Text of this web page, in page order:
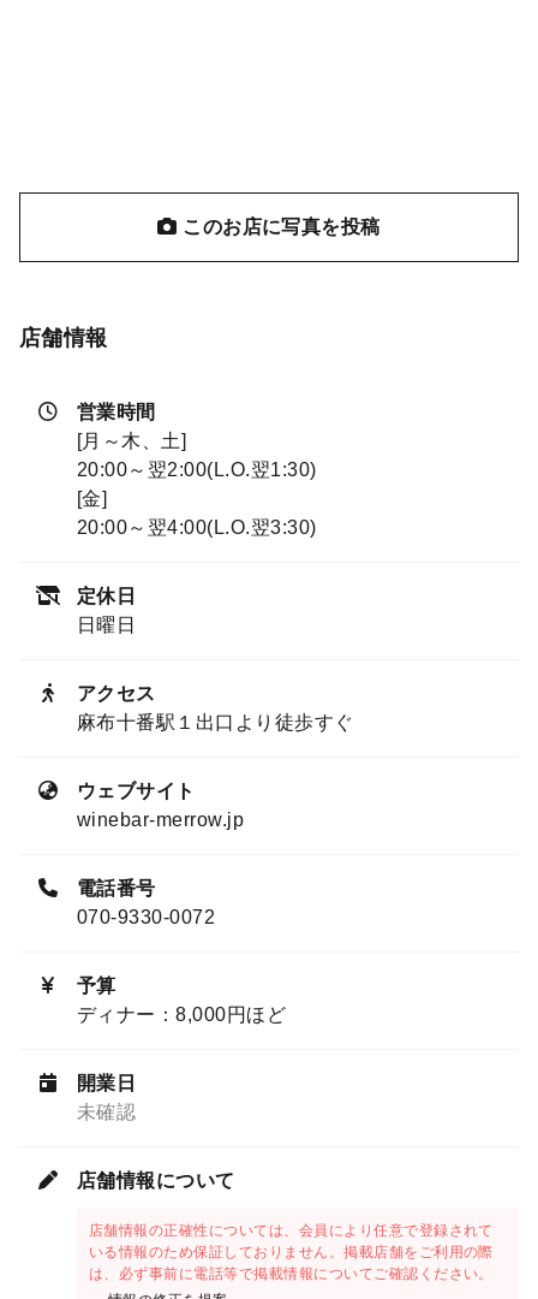
このお店に写真を投稿
店舗情報
営業時間
[月～木、土]
20:00～翌2:00(L.O.翌1:30)
[金]
20:00～翌4:00(L.O.翌3:30)
定休日
日曜日
アクセス
麻布十番駅１出口より徒歩すぐ
ウェブサイト
winebar-merrow.jp
電話番号
070-9330-0072
予算
ディナー：8,000円ほど
開業日
未確認
店舗情報について
店舗情報の正確性については、会員により任意で登録されて
いる情報のため保証しておりません。掲載店舗をご利用の際
は、必ず事前に電話等で掲載情報についてご確認ください。